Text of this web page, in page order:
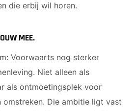
die erbij wil horen.
MEE.
Voorwaarts nog sterker
Niet alleen als
als ontmoetingsplek voor
omstreken. Die ambitie ligt vast